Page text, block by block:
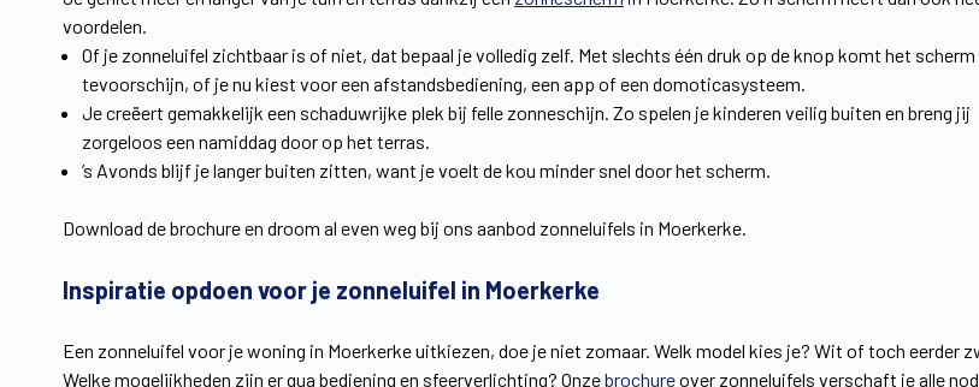
voordelen.
Of je zonneluifel zichtbaar is of niet, dat bepaal je volledig zelf. Met slechts één druk op de knop komt het scherm
tevoorschijn, of je nu kiest voor een afstandsbediening, een app of een domoticasysteem.
Je creëert gemakkelijk een schaduwrijke plek bij felle zonneschijn. Zo spelen je kinderen veilig buiten en breng jij
zorgeloos een namiddag door op het terras.
’s Avonds blijf je langer buiten zitten, want je voelt de kou minder snel door het scherm.
Download de brochure en droom al even weg bij ons aanbod zonneluifels in Moerkerke.
Inspiratie opdoen voor je zonneluifel in Moerkerke
Een zonneluifel voor je woning in Moerkerke uitkiezen, doe je niet zomaar. Welk model kies je? Wit of toch eerder
Welke mogelijkheden zijn er qua bediening en sfeerverlichting? Onzebrochureover zonneluifels verschaft je alle